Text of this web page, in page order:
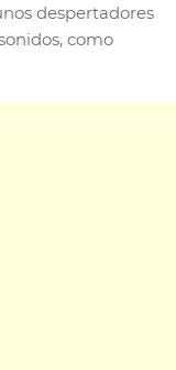
despertadores
como